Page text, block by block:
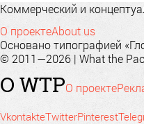
Коммерческий и
О проектеAbout us
Основано типографией
© 2011—2026 | What the
О WTPО проекте
VkontakteTwitterPinterest